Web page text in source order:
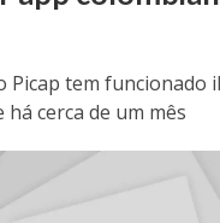
Picap tem funcionado
há cerca de um mês